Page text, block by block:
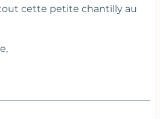
cette petite chantilly au